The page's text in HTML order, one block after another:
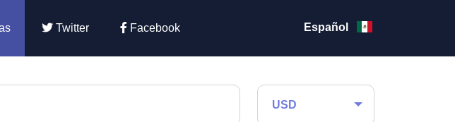
Twitter Facebook Español
USD